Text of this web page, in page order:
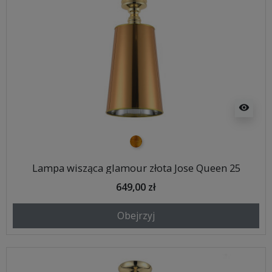
visibility
złoty
Lampa wisząca glamour złota Jose Queen 25
649,00 zł
Obejrzyj